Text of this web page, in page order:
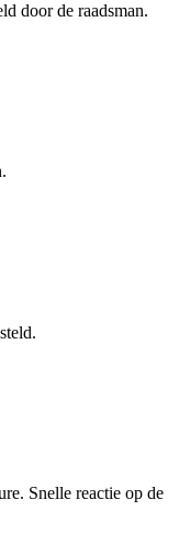
door de raadsman.
Snelle reactie op de